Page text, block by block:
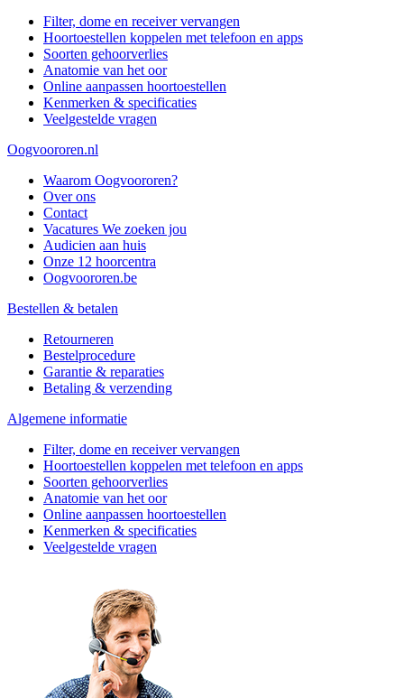
Filter, dome en receiver vervangen
Hoortoestellen koppelen met telefoon en apps
Soorten gehoorverlies
Anatomie van het oor
Online aanpassen hoortoestellen
Kenmerken & specificaties
Veelgestelde vragen
Oogvoororen.nl
Waarom Oogvoororen?
Over ons
Contact
Vacatures We zoeken jou
Audicien aan huis
Onze 12 hoorcentra
Oogvoororen.be
Bestellen & betalen
Retourneren
Bestelprocedure
Garantie & reparaties
Betaling & verzending
Algemene informatie
Filter, dome en receiver vervangen
Hoortoestellen koppelen met telefoon en apps
Soorten gehoorverlies
Anatomie van het oor
Online aanpassen hoortoestellen
Kenmerken & specificaties
Veelgestelde vragen